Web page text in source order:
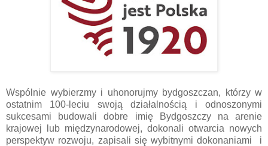
Wspólnie wybierzmy i uhonorujmy bydgoszczan, którzy w
ostatnim 100-leciu swoją działalnością i odnoszonymi
sukcesami budowali dobre imię Bydgoszczy na arenie
krajowej lub międzynarodowej, dokonali otwarcia nowych
perspektyw rozwoju, zapisali się wybitnymi dokonaniami i